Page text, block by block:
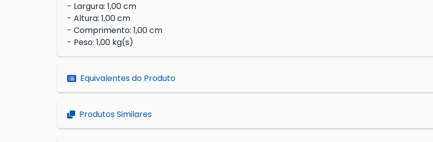
- Largura: 1,00 cm
- Altura: 1,00 cm
- Comprimento: 1,00 cm
- Peso: 1,00 kg(s)
Equivalentes do Produto
Produtos Similares